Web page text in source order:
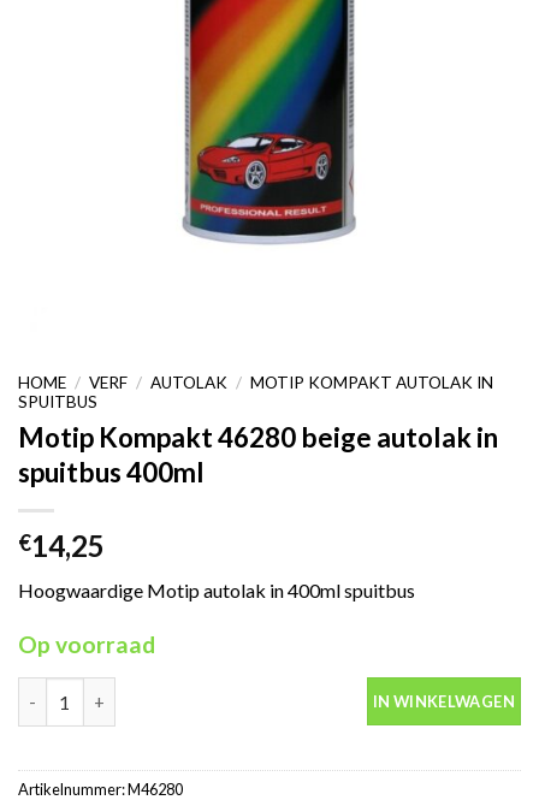
HOME / VERF / AUTOLAK / MOTIP KOMPAKT AUTOLAK IN
SPUITBUS
Motip Kompakt 46280 beige autolak in
spuitbus 400ml
€14,25
Hoogwaardige Motip autolak in 400ml spuitbus
Op voorraad
Motip Kompakt 46280 beige autolak in spuitbus 400ml aantal
IN WINKELWAGEN
Artikelnummer:M46280